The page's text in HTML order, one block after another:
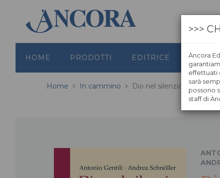
HOME PRODOTTI EDITRICE
Home In cammino Dio nel silenzio
>>>
Àncora
effettuati
sarà
possono
staff di